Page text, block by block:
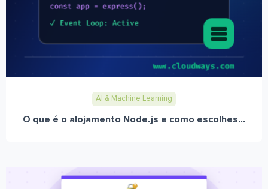
AI & Machine Learning
O que é o alojamento Node.js e como escolhes...